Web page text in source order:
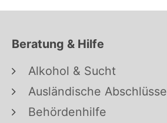
Beratung & Hilfe
Alkohol & Sucht
Ausländische Abschlüsse
Behördenhilfe